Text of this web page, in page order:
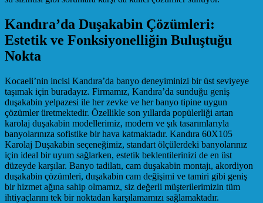
Kandıra’da Duşakabin Çözümleri:
Estetik ve Fonksiyonelliğin Buluştuğu
Nokta
Kocaeli’nin incisi Kandıra’da banyo deneyiminizi bir üst seviyeye
taşımak için buradayız. Firmamız, Kandıra’da sunduğu geniş
duşakabin yelpazesi ile her zevke ve her banyo tipine uygun
çözümler üretmektedir. Özellikle son yıllarda popülerliği artan
karolaj duşakabin modellerimiz, modern ve şık tasarımlarıyla
banyolarınıza sofistike bir hava katmaktadır. Kandıra 60X105
Karolaj Duşakabin seçeneğimiz, standart ölçülerdeki banyolarınız
için ideal bir uyum sağlarken, estetik beklentilerinizi de en üst
düzeyde karşılar. Banyo tadilatı, cam duşakabin montajı, akordiyon
duşakabin çözümleri, duşakabin cam değişimi ve tamiri gibi geniş
bir hizmet ağına sahip olmamız, siz değerli müşterilerimizin tüm
ihtiyaçlarını tek bir noktadan karşılamamızı sağlamaktadır.